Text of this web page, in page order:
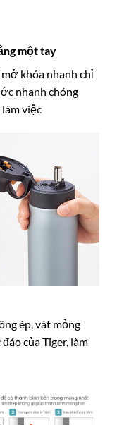
một tay
khóa nhanh chỉ
nhanh chóng
việc
ép, vát mỏng
của Tiger, làm